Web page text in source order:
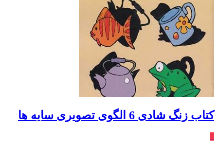
کتاب زنگ شادی 6 الگوی تصویری سایه ها